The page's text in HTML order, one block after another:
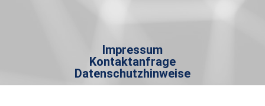
Impressum
Kontaktanfrage
Datenschutzhinweise